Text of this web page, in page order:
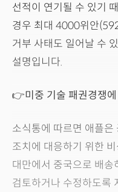
선적이 연기될 수 있기
경우 최대 4000위안
거부 사태도 일어날 수
설명입니다.
👉미중 기술 패권경쟁
소식통에 따르면 애플
조치에 대응하기 위한
대만에서 중국으로 배
검토하거나 수정하도록